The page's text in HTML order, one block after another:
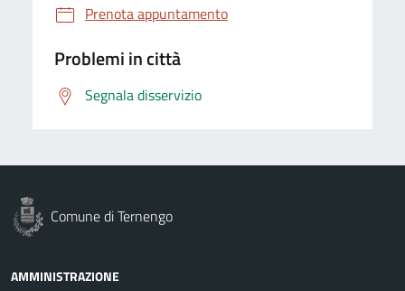
Prenota appuntamento
Problemi in città
Segnala disservizio
Comune di Ternengo
AMMINISTRAZIONE